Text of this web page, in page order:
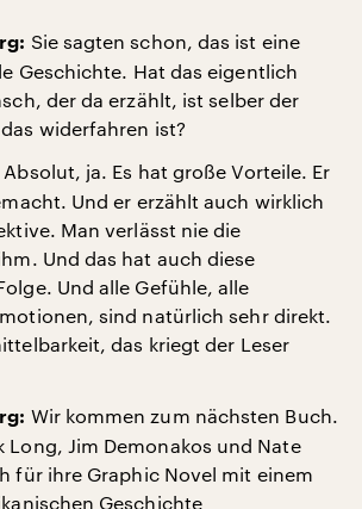
Sie sagten schon, das ist eine
Geschichte. Hat das eigentlich
der da erzählt, ist selber der
widerfahren ist?
Absolut, ja. Es hat große Vorteile. Er
Und er erzählt auch wirklich
Man verlässt nie die
Und das hat auch diese
Und alle Gefühle, alle
sind natürlich sehr direkt.
das kriegt der Leser
Wir kommen zum nächsten Buch.
Long, Jim Demonakos und Nate
für ihre Graphic Novel mit einem
Geschichte